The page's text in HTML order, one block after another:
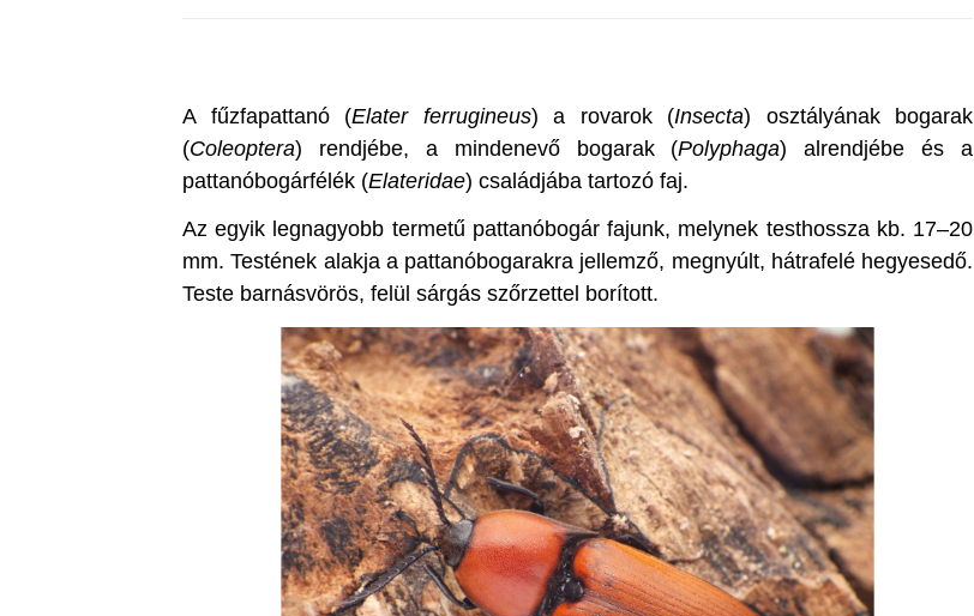
A fűzfapattanó (Elater ferrugineus) a rovarok (Insecta) osztályának bogarak
(Coleoptera) rendjébe, a mindenevő bogarak (Polyphaga) alrendjébe és a
pattanóbogárfélék (Elateridae) családjába tartozó faj.
Az egyik legnagyobb termetű pattanóbogár fajunk, melynek testhossza kb. 17–20
mm. Testének alakja a pattanóbogarakra jellemző, megnyúlt, hátrafelé hegyesedő.
Teste barnásvörös, felül sárgás szőrzettel borított.